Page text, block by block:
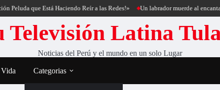
que Está Haciendo Reír a las Redes!» Un labrador muerde al encantador de
Televisión Latina
Noticias del Perú y el mundo en un solo Lugar
Categorias